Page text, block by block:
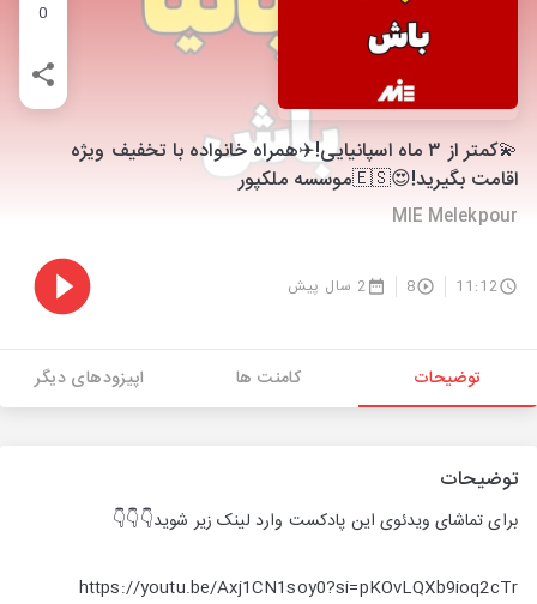
0
💫کمتر از ۳ ماه اسپانیایی!✈️همراه خانواده با تخفیف ویژه
اقامت بگیرید!😍🇪🇸موسسه ملکپور
MIE Melekpour
11:12
8 2 سال پیش
توضیحات کامنت ها اپیزودهای دیگر
توضیحات
برای تماشای ویدئوی این پادکست وارد لینک زیر شوید👇👇👇
https://youtu.be/Axj1CN1soy0?si=pKOvLQXb9ioq2cTr